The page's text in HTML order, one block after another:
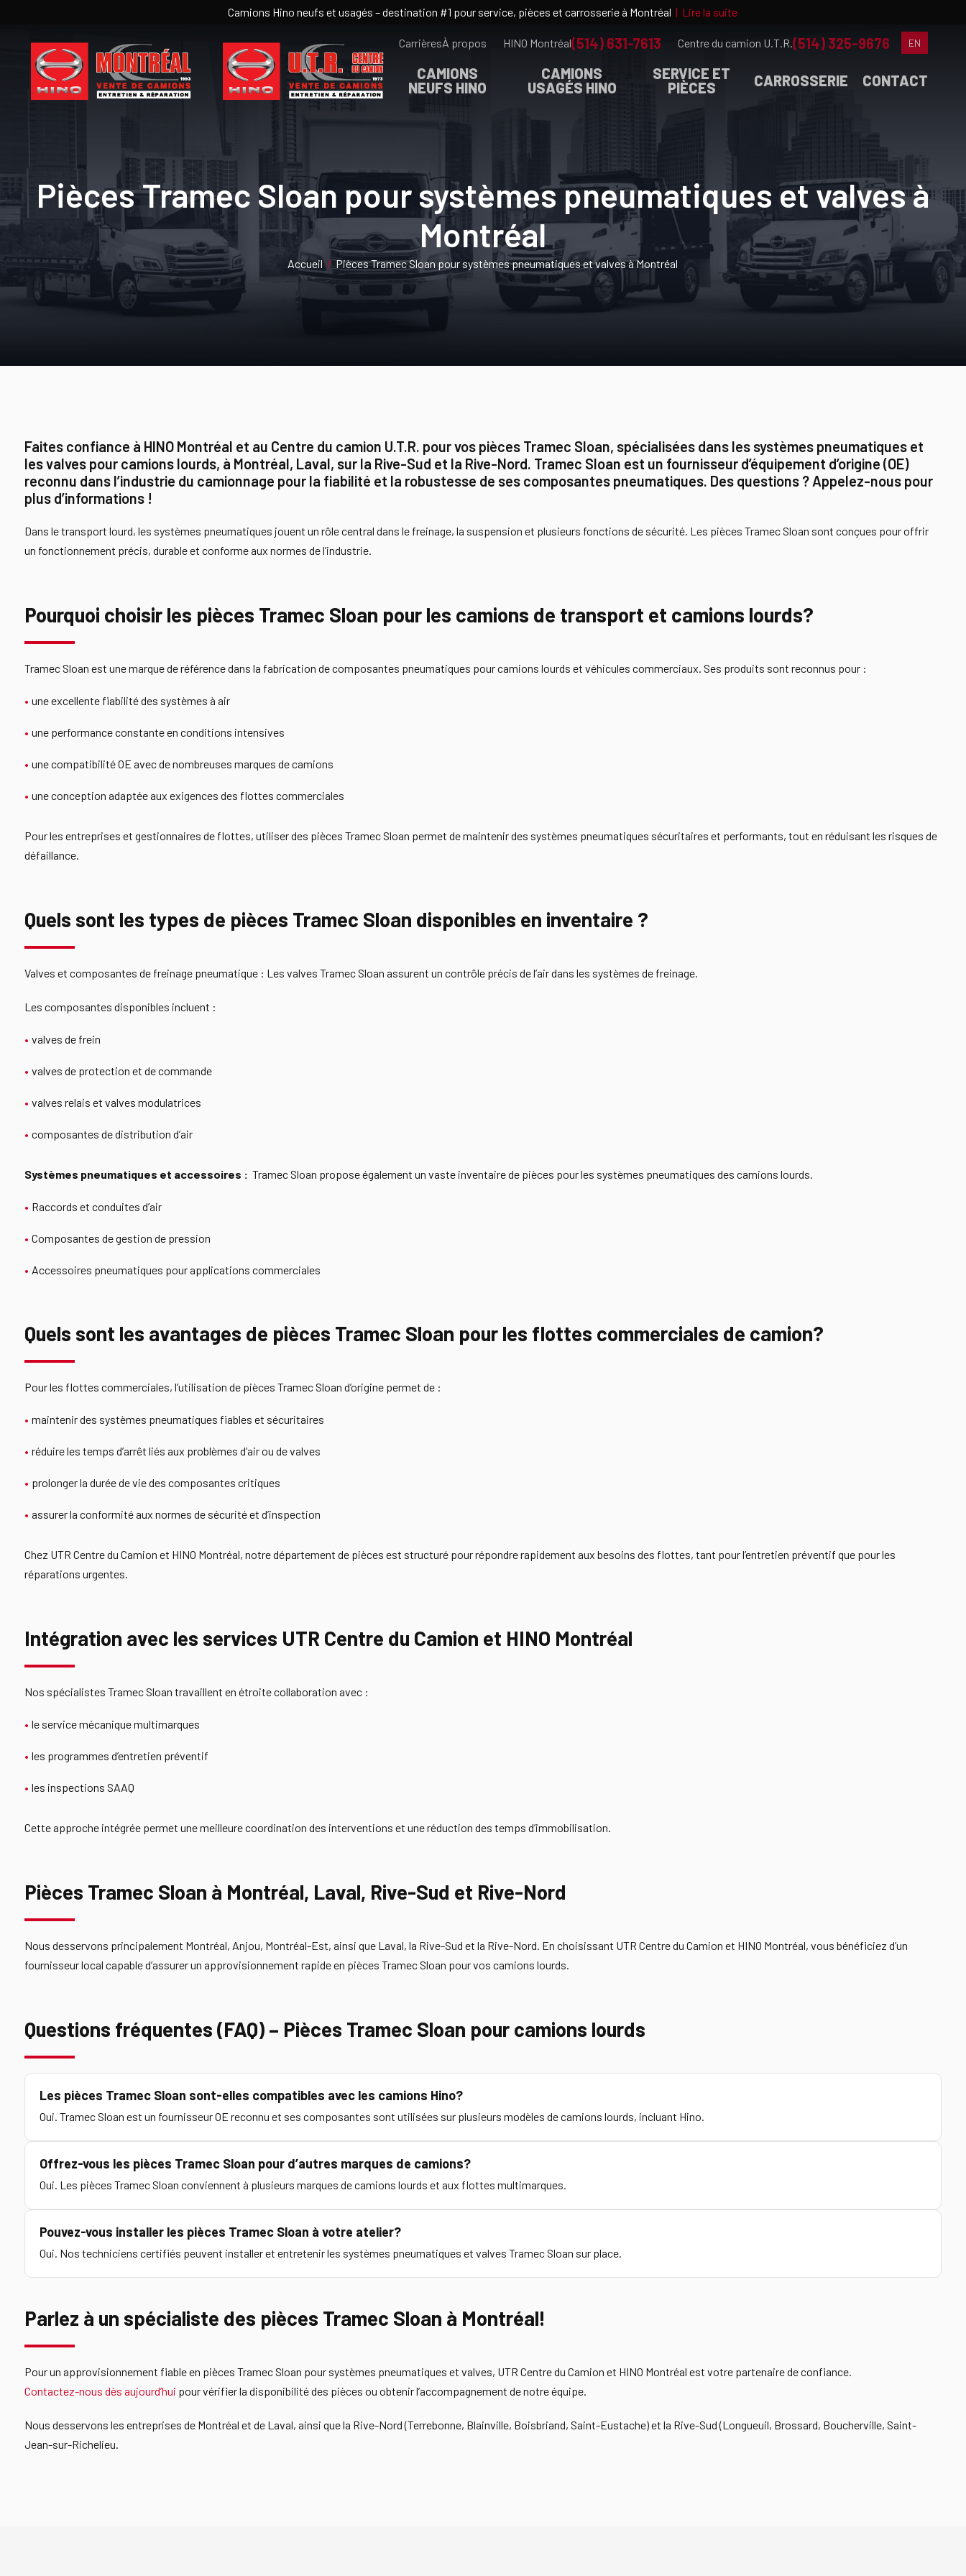
Camions Hino neufs et usagés – destination #1 pour service, pièces et carrosserie à Montréal| Lire la suite
CarrièresÀ propos HINO Montréal(514) 631-7613 Centre du camion U.T.R. (514) 325-9676 EN
CAMIONS
NEUFS HINO
CAMIONS
USAGÉS HINO
SERVICE ET
PIÈCES
CARROSSERIE CONTACT
Pièces Tramec Sloan pour systèmes pneumatiques et valves à
Montréal
Accueil/Pièces Tramec Sloan pour systèmes pneumatiques et valves à Montréal
Faites confiance à HINO Montréal et au Centre du camion U.T.R. pour vos pièces Tramec Sloan, spécialisées dans les systèmes pneumatiques et
les valves pour camions lourds, à Montréal, Laval, sur la Rive-Sud et la Rive-Nord. Tramec Sloan est un fournisseur d’équipement d’origine (OE)
reconnu dans l’industrie du camionnage pour la fiabilité et la robustesse de ses composantes pneumatiques. Des questions ? Appelez-nous pour
plus d’informations !
Dans le transport lourd, les systèmes pneumatiques jouent un rôle central dans le freinage, la suspension et plusieurs fonctions de sécurité. Les pièces Tramec Sloan sont conçues pour offrir
un fonctionnement précis, durable et conforme aux normes de l’industrie.
Pourquoi choisir les pièces Tramec Sloan pour les camions de transport et camions lourds?
Tramec Sloan est une marque de référence dans la fabrication de composantes pneumatiques pour camions lourds et véhicules commerciaux. Ses produits sont reconnus pour :
une excellente fiabilité des systèmes à air
une performance constante en conditions intensives
une compatibilité OE avec de nombreuses marques de camions
une conception adaptée aux exigences des flottes commerciales
Pour les entreprises et gestionnaires de flottes, utiliser des pièces Tramec Sloan permet de maintenir des systèmes pneumatiques sécuritaires et performants, tout en réduisant les risques de
défaillance.
Quels sont les types de pièces Tramec Sloan disponibles en inventaire ?
Valves et composantes de freinage pneumatique : Les valves Tramec Sloan assurent un contrôle précis de l’air dans les systèmes de freinage.
Les composantes disponibles incluent :
valves de frein
valves de protection et de commande
valves relais et valves modulatrices
composantes de distribution d’air
Systèmes pneumatiques et accessoires : Tramec Sloan propose également un vaste inventaire de pièces pour les systèmes pneumatiques des camions lourds.
Raccords et conduites d’air
Composantes de gestion de pression
Accessoires pneumatiques pour applications commerciales
Quels sont les avantages de pièces Tramec Sloan pour les flottes commerciales de camion?
Pour les flottes commerciales, l’utilisation de pièces Tramec Sloan d’origine permet de :
maintenir des systèmes pneumatiques fiables et sécuritaires
réduire les temps d’arrêt liés aux problèmes d’air ou de valves
prolonger la durée de vie des composantes critiques
assurer la conformité aux normes de sécurité et d’inspection
Chez UTR Centre du Camion et HINO Montréal, notre département de pièces est structuré pour répondre rapidement aux besoins des flottes, tant pour l’entretien préventif que pour les
réparations urgentes.
Intégration avec les services UTR Centre du Camion et HINO Montréal
Nos spécialistes Tramec Sloan travaillent en étroite collaboration avec :
le service mécanique multimarques
les programmes d’entretien préventif
les inspections SAAQ
Cette approche intégrée permet une meilleure coordination des interventions et une réduction des temps d’immobilisation.
Pièces Tramec Sloan à Montréal, Laval, Rive-Sud et Rive-Nord
Nous desservons principalement Montréal, Anjou, Montréal-Est, ainsi que Laval, la Rive-Sud et la Rive-Nord. En choisissant UTR Centre du Camion et HINO Montréal, vous bénéficiez d’un
fournisseur local capable d’assurer un approvisionnement rapide en pièces Tramec Sloan pour vos camions lourds.
Questions fréquentes (FAQ) – Pièces Tramec Sloan pour camions lourds
Les pièces Tramec Sloan sont-elles compatibles avec les camions Hino?
Oui. Tramec Sloan est un fournisseur OE reconnu et ses composantes sont utilisées sur plusieurs modèles de camions lourds, incluant Hino.
Offrez-vous les pièces Tramec Sloan pour d’autres marques de camions?
Oui. Les pièces Tramec Sloan conviennent à plusieurs marques de camions lourds et aux flottes multimarques.
Pouvez-vous installer les pièces Tramec Sloan à votre atelier?
Oui. Nos techniciens certifiés peuvent installer et entretenir les systèmes pneumatiques et valves Tramec Sloan sur place.
Parlez à un spécialiste des pièces Tramec Sloan à Montréal!
Pour un approvisionnement fiable en pièces Tramec Sloan pour systèmes pneumatiques et valves, UTR Centre du Camion et HINO Montréal est votre partenaire de confiance.
Contactez-nous dès aujourd’hui pour vérifier la disponibilité des pièces ou obtenir l’accompagnement de notre équipe.
Nous desservons les entreprises de Montréal et de Laval, ainsi que la Rive-Nord (Terrebonne, Blainville, Boisbriand, Saint-Eustache) et la Rive-Sud (Longueuil, Brossard, Boucherville, Saint-
Jean-sur-Richelieu.